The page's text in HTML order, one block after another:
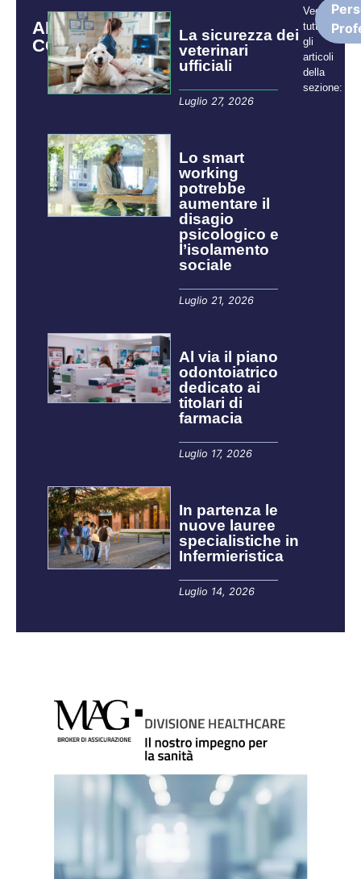
ARTICOLI
CORRELATI
La sicurezza dei
veterinari
ufficiali
Luglio 27, 2026
Lo smart
working
potrebbe
aumentare il
disagio
psicologico e
l’isolamento
sociale
Luglio 21, 2026
Al via il piano
odontoiatrico
dedicato ai
titolari di
farmacia
Luglio 17, 2026
In partenza le
nuove lauree
specialistiche in
Infermieristica
Luglio 14, 2026
Vedi
tutti
gli
articoli
della
sezione: